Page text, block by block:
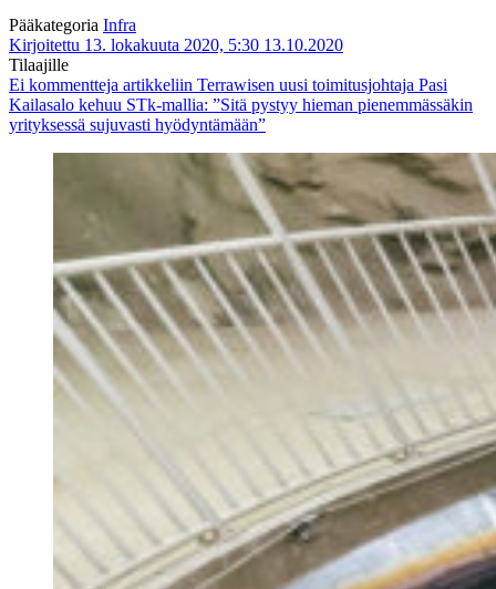
Pääkategoria Infra
Kirjoitettu 13. lokakuuta 2020, 5:30 13.10.2020
Tilaajille
Ei kommentteja artikkeliin Terrawisen uusi toimitusjohtaja Pasi
Kailasalo kehuu STk-mallia: ”Sitä pystyy hieman pienemmässäkin
yrityksessä sujuvasti hyödyntämään”